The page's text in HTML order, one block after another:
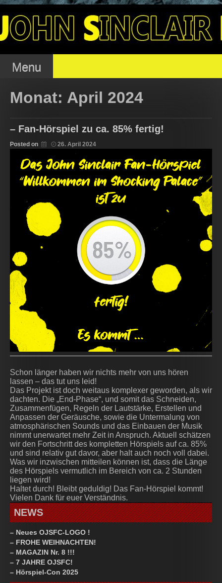
to
content OJSFC – OFFENER
JOHN SINCLAIR FAN
CLUB
Menu
Monat: April 2024
– Fan-Hörspiel zu ca. 85% fertig!
Posted on 26. April 2024
Schon länger haben wir nichts mehr von uns hören
lassen – das tut uns leid!
Das Projekt ist doch weitaus komplexer geworden, als wir
dachten. Die „End-Phase“, und somit das Schneiden,
Zusammenfügen, Regeln der Lautstärke, Erstellen und
Anpassen der Geräusche, sowie die Untermalung von
atmosphärischen Sounds und das Einbauen der Musik
nimmt unerwartet mehr Zeit in Anspruch. Aktuell schätzen
wir den Fortschritt des kompletten Hörspiels auf ca. 85%
und sind relativ gut davor, aber halt auch noch voll dabei.
Was wir inzwischen mitteilen können ist, dass die Länge
des Hörspiels vermutlich im Bereich von ca. 2 Stunden
liegen wird!
Haltet durch! Bleibt geduldig! Das Fan-Hörspiel kommt!
Vielen Dank für euer Verständnis.
NEWS
– Neues OJSFC-LOGO !
– FROHE WEIHNACHTEN!
– MAGAZIN Nr. 8 !!!
– 7 JAHRE OJSFC!
– Hörspiel-Con 2025